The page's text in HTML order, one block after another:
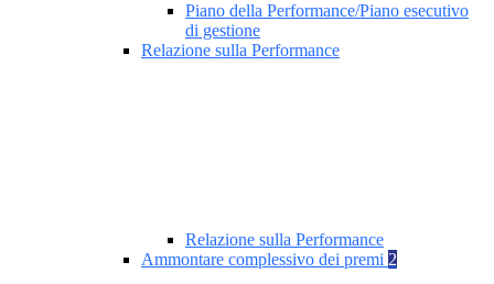
Piano della Performance/Piano esecutivo
di gestione
Relazione sulla Performance
Relazione sulla Performance
Ammontare complessivo dei premi 2